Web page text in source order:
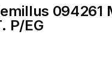
094261
P/EG